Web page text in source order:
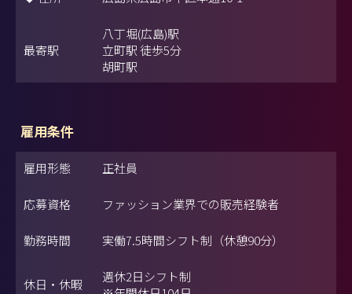
最寄駅
八丁堀(広島)駅
立町駅 徒歩5分
胡町駅
雇用条件
雇用形態 正社員
応募資格 ファッション業界での販売経験者
勤務時間 実働7.5時間シフト制（休憩90分）
休日・休暇
週休2日シフト制